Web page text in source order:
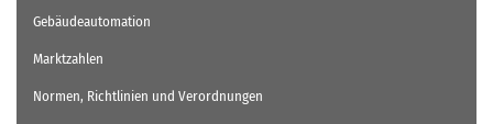
Gebäudeautomation
Marktzahlen
Normen, Richtlinien und Verordnungen